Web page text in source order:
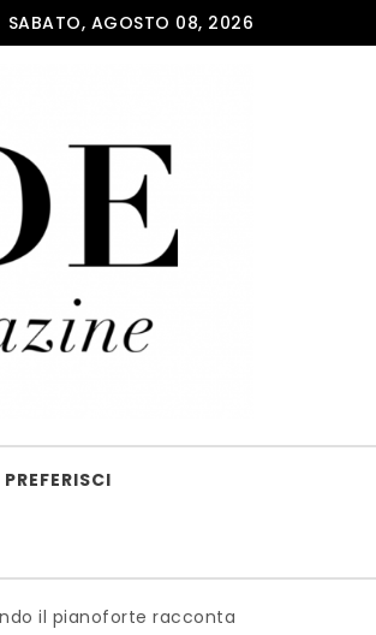
SABATO, AGOSTO 08, 2026
racconta l’anima dell’Italia